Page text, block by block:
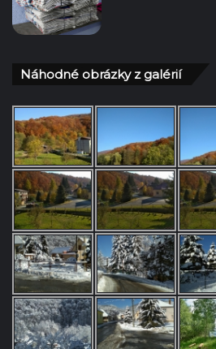
Náhodné obrázky z galérií